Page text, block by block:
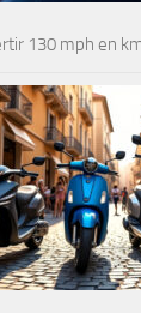
130 mph en